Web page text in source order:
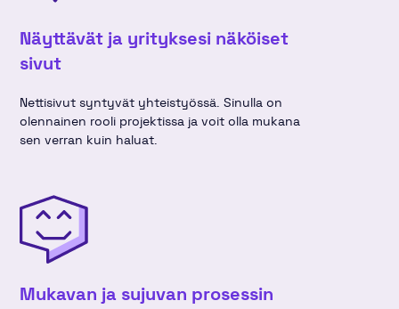
Näyttävät ja yrityksesi näköiset
sivut
Nettisivut syntyvät yhteistyössä. Sinulla on
olennainen rooli projektissa ja voit olla mukana
sen verran kuin haluat.
Mukavan ja sujuvan prosessin